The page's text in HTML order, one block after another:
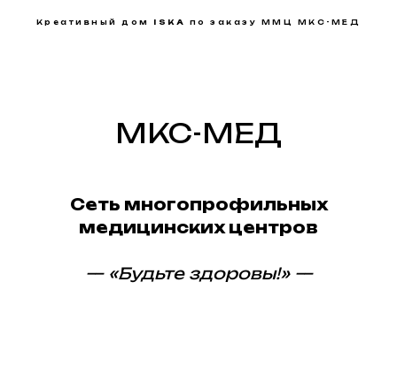
Креативный дом ISKA по заказу ММЦ МКС-МЕД
МКС-МЕД
Сеть многопрофильных
медицинских центров
— «Будьте здоровы!» —